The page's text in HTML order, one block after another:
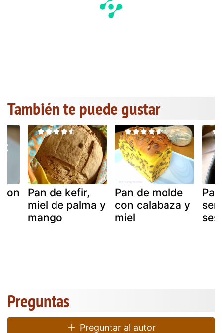
También te puede gustar
Pan de kefir,
miel de palma y
mango
Pan de molde
con calabaza y
miel
Preguntas
Preguntar al autor